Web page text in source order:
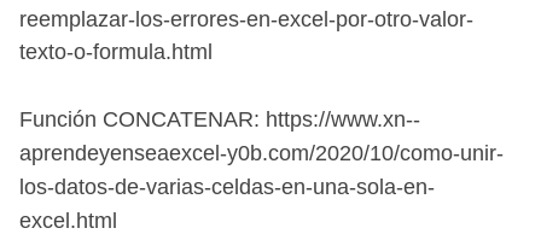
reemplazar-los-errores-en-excel-por-otro-valor-
texto-o-formula.html
Función CONCATENAR: https://www.xn--
aprendeyenseaexcel-y0b.com/2020/10/como-unir-
los-datos-de-varias-celdas-en-una-sola-en-
excel.html